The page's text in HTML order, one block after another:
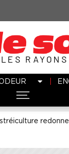
LES
vie et